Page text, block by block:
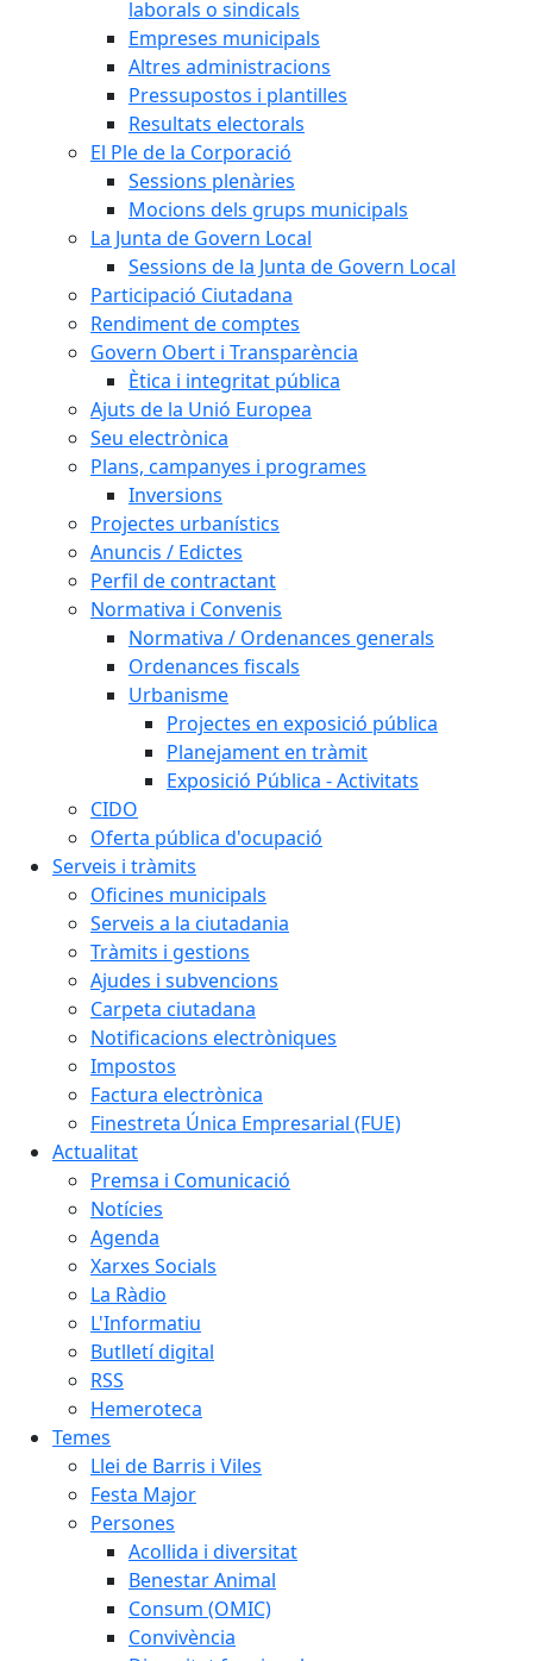
laborals o sindicals
Empreses municipals
Altres administracions
Pressupostos i plantilles
Resultats electorals
El Ple de la Corporació
Sessions plenàries
Mocions dels grups municipals
La Junta de Govern Local
Sessions de la Junta de Govern Local
Participació Ciutadana
Rendiment de comptes
Govern Obert i Transparència
Ètica i integritat pública
Ajuts de la Unió Europea
Seu electrònica
Plans, campanyes i programes
Inversions
Projectes urbanístics
Anuncis / Edictes
Perfil de contractant
Normativa i Convenis
Normativa / Ordenances generals
Ordenances fiscals
Urbanisme
Projectes en exposició pública
Planejament en tràmit
Exposició Pública - Activitats
CIDO
Oferta pública d'ocupació
Serveis i tràmits
Oficines municipals
Serveis a la ciutadania
Tràmits i gestions
Ajudes i subvencions
Carpeta ciutadana
Notificacions electròniques
Impostos
Factura electrònica
Finestreta Única Empresarial (FUE)
Actualitat
Premsa i Comunicació
Notícies
Agenda
Xarxes Socials
La Ràdio
L'Informatiu
Butlletí digital
RSS
Hemeroteca
Temes
Llei de Barris i Viles
Festa Major
Persones
Acollida i diversitat
Benestar Animal
Consum (OMIC)
Convivència